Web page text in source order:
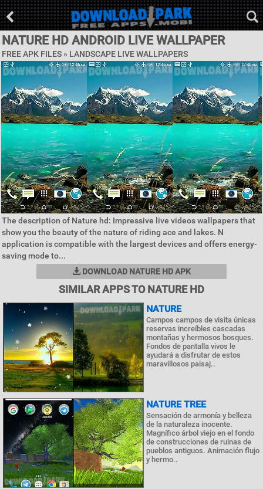
NATURE HD ANDROID LIVE WALLPAPER
FREE APK FILES » LANDSCAPE LIVE WALLPAPERS
The description of Nature hd: Impressive live videos wallpapers that
show you the beauty of the nature of riding ace and lakes. N
application is compatible with the largest devices and offers energy-
saving mode to...
DOWNLOAD NATURE HD APK
SIMILAR APPS TO NATURE HD
NATURE
Campos campos de visita únicas
reservas increíbles cascadas
montañas y hermosos bosques.
Fondos de pantalla vivos le
ayudará a disfrutar de estos
maravillosos paisaj..
NATURE TREE
Sensación de armonía y belleza
de la naturaleza inocente.
Magnífico árbol viejo en el fondo
de construcciones de ruinas de
pueblos antiguos. Animación flujo
y hermo..